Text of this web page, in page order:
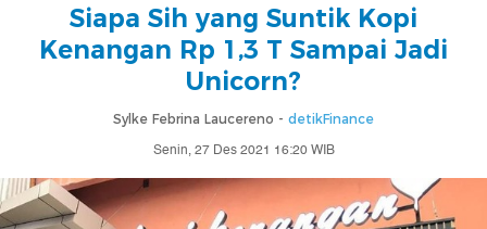
Siapa Sih yang Suntik Kopi
Kenangan Rp 1,3 T Sampai Jadi
Unicorn?
Sylke Febrina Laucereno - detikFinance
Senin, 27 Des 2021 16:20 WIB